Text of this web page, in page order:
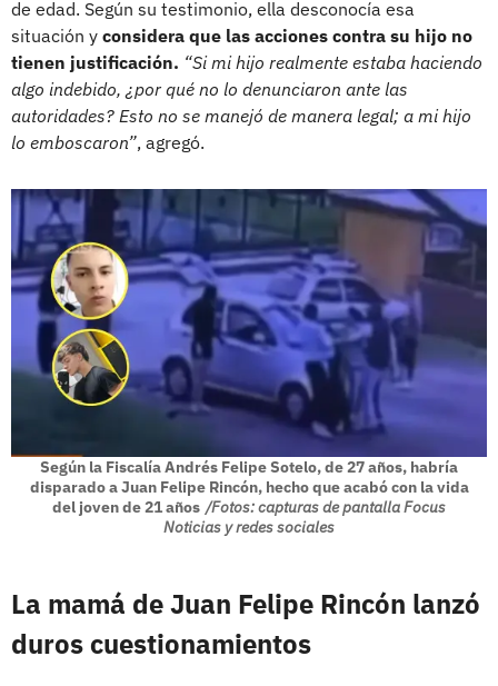
de edad. Según su testimonio, ella desconocía esa
situación y considera que las acciones contra su hijo no
tienen justificación. “Si mi hijo realmente estaba haciendo
algo indebido, ¿por qué no lo denunciaron ante las
autoridades? Esto no se manejó de manera legal; a mi hijo
lo emboscaron”, agregó.
Según la Fiscalía Andrés Felipe Sotelo, de 27 años, habría
disparado a Juan Felipe Rincón, hecho que acabó con la vida
del joven de 21 años /Fotos: capturas de pantalla Focus
Noticias y redes sociales
La mamá de Juan Felipe Rincón lanzó
duros cuestionamientos